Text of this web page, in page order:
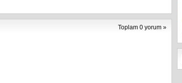
Toplam 0 yorum »